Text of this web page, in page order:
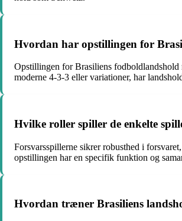
Hvordan har opstillingen for
Opstillingen for Brasiliens
moderne 4-3-3 eller variationer, har
Hvilke roller spiller de enkelte
Forsvarsspillerne sikrer robusthed i
opstillingen har en specifik funktion og
Hvordan træner Brasiliens